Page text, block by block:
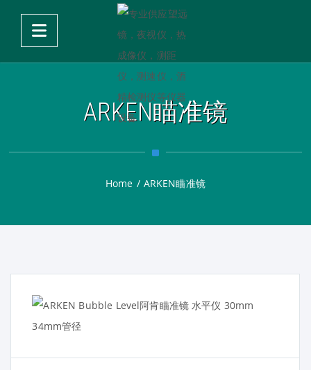
ARKEN瞄准镜
Home / ARKEN瞄准镜